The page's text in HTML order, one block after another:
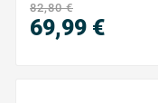
82,80 €
69,99 €